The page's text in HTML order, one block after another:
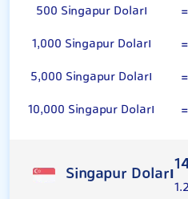
500 Singapur Doları
=
1,000 Singapur Doları
=
5,000 Singapur Doları
=
10,000 Singapur Doları
=
Singapur Doları